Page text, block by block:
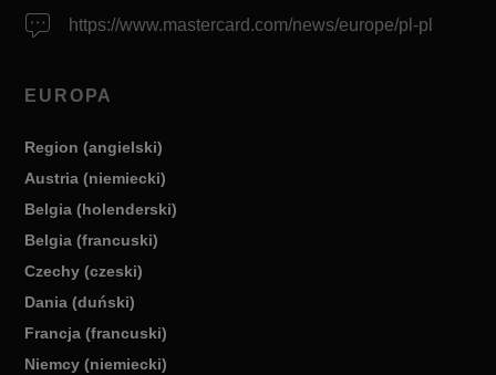
https://www.mastercard.com/news/europe/pl-pl
EUROPA
Region (angielski)
Austria (niemiecki)
Belgia (holenderski)
Belgia (francuski)
Czechy (czeski)
Dania (duński)
Francja (francuski)
Niemcy (niemiecki)